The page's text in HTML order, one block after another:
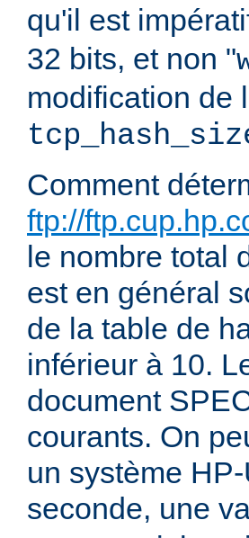
qu'il est
32 bits, et non "
modification de
Comment
ftp://
le nombre total
est en général
de la table de
inférieur à 10.
document
courants. On
un système
seconde, une